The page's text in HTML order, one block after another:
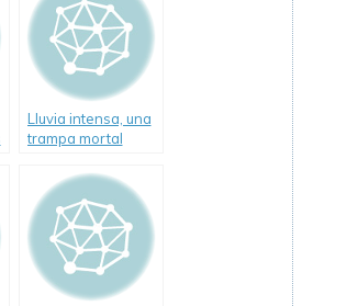
Lluvia intensa, una
trampa mortal